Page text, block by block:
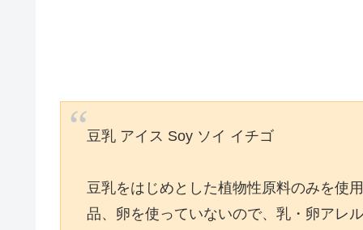
豆乳 アイス Soy ソイ イチゴ
豆乳をはじめとした植物性原料のみを使
品、卵を使っていないので、乳・卵アレ